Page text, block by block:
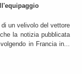
un velivolo del vettore
la notizia pubblicata
in Francia in...